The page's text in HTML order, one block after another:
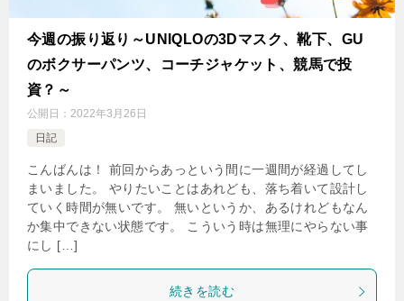
今週の振り返り～UNIQLOの3Dマスク、靴下、GU
のボクサーパンツ、コーチジャケット、競馬で投
資？～
公開日： 2022年3月26日
日記
こんばんは！ 前回からあっという間に一週間が経過してし
まいました。 やりたいことはあれども、落ち着いて設計し
ていく時間が無いです。 無いというか、あるけれどもなん
か集中できない状態です。 こういう時は無理にやらない事
にし […]
続きを読む